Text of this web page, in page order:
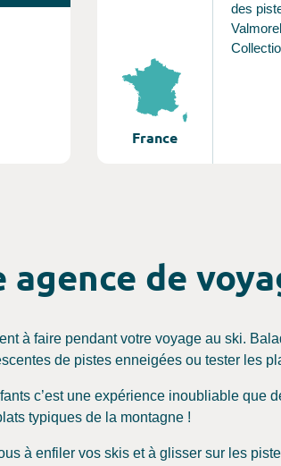
France
des
de
à faire pendant votre voyage au ski.
de pistes enneigées ou tester les
c’est une expérience inoubliable que
typiques de la montagne !
à enfiler vos skis et à glisser sur les